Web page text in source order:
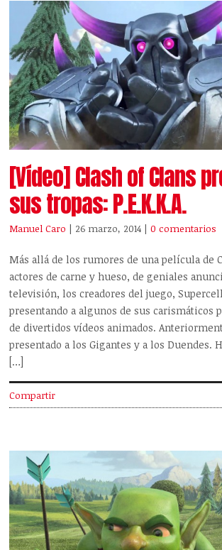
[Vídeo] Clash of Clans
sus tropas: P.E.K.K.A.
Manuel Caro | 26 marzo, 2014 |0 comentarios
Más allá de los rumores de una película de
actores de carne y hueso, de geniales
televisión, los creadores del juego,
presentando a algunos de sus carismáticos
de divertidos vídeos animados.
presentado a los Gigantes y a los Duendes.
[…]
Compartir